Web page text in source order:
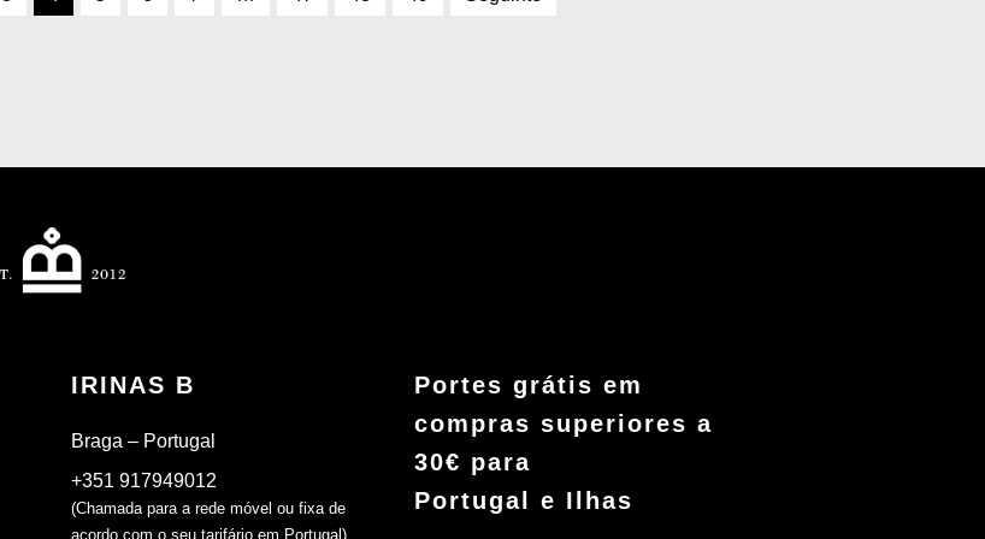
IRINAS B
Braga – Portugal
+351 917949012
(Chamada para a rede móvel ou fixa de
acordo com o seu tarifário em Portugal)
Portes grátis em
compras superiores a
30€ para
Portugal e Ilhas